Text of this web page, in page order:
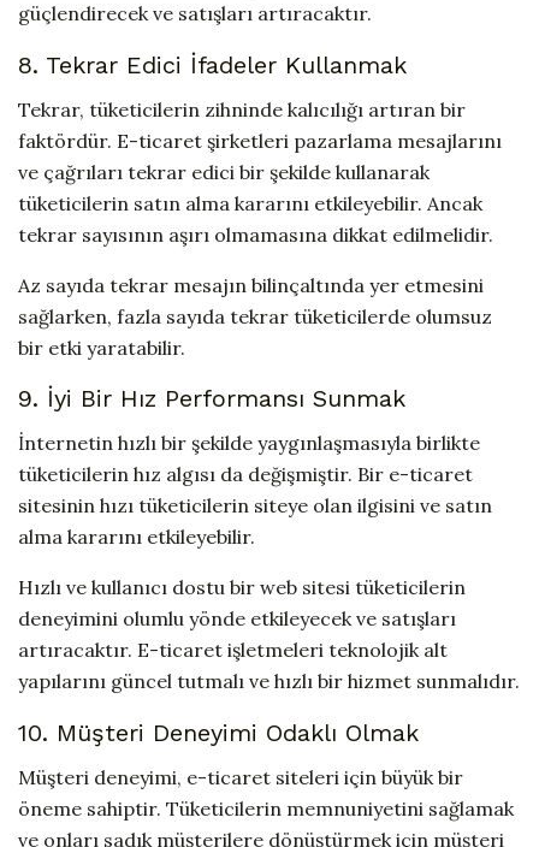
güçlendirecek ve satışları artıracaktır.
8. Tekrar Edici İfadeler Kullanmak
Tekrar, tüketicilerin zihninde kalıcılığı artıran bir
faktördür. E-ticaret şirketleri pazarlama mesajlarını
ve çağrıları tekrar edici bir şekilde kullanarak
tüketicilerin satın alma kararını etkileyebilir. Ancak
tekrar sayısının aşırı olmamasına dikkat edilmelidir.
Az sayıda tekrar mesajın bilinçaltında yer etmesini
sağlarken, fazla sayıda tekrar tüketicilerde olumsuz
bir etki yaratabilir.
9. İyi Bir Hız Performansı Sunmak
İnternetin hızlı bir şekilde yaygınlaşmasıyla birlikte
tüketicilerin hız algısı da değişmiştir. Bir e-ticaret
sitesinin hızı tüketicilerin siteye olan ilgisini ve satın
alma kararını etkileyebilir.
Hızlı ve kullanıcı dostu bir web sitesi tüketicilerin
deneyimini olumlu yönde etkileyecek ve satışları
artıracaktır. E-ticaret işletmeleri teknolojik alt
yapılarını güncel tutmalı ve hızlı bir hizmet sunmalıdır.
10. Müşteri Deneyimi Odaklı Olmak
Müşteri deneyimi, e-ticaret siteleri için büyük bir
öneme sahiptir. Tüketicilerin memnuniyetini sağlamak
ve onları sadık müşterilere dönüştürmek için müşteri